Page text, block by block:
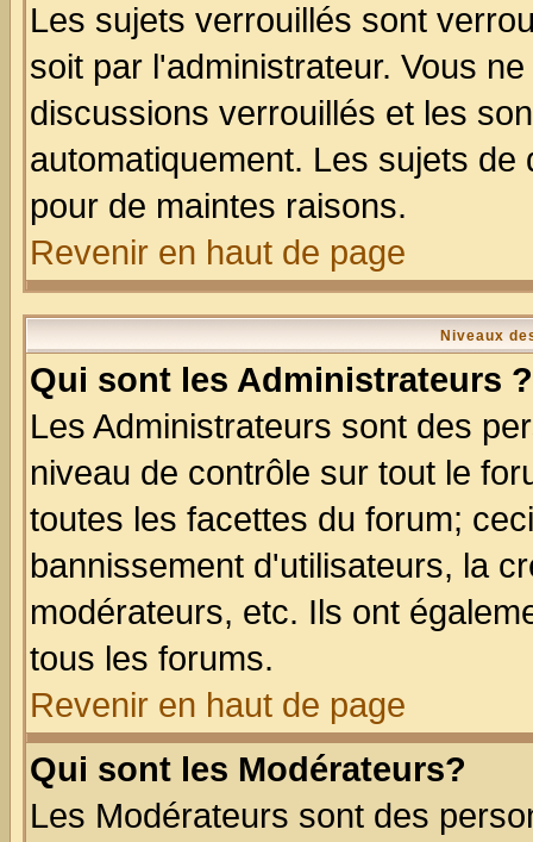
Les sujets verrouillés sont
soit par l'administrateur. Vous
discussions verrouillés et les
automatiquement. Les sujets
pour de maintes raisons.
Revenir en haut de page
Niveaux
Qui sont les Administrateurs ?
Les Administrateurs sont des
niveau de contrôle sur tout le
toutes les facettes du forum;
bannissement d'utilisateurs, la
modérateurs, etc. Ils ont
tous les forums.
Revenir en haut de page
Qui sont les Modérateurs?
Les Modérateurs sont des